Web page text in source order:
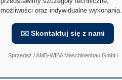
możliwości oraz indywidualne wykonania.
✉️ Skontaktuj się z nami
Sprzedaż / AMB-WIBA Maschinenbau GmbH